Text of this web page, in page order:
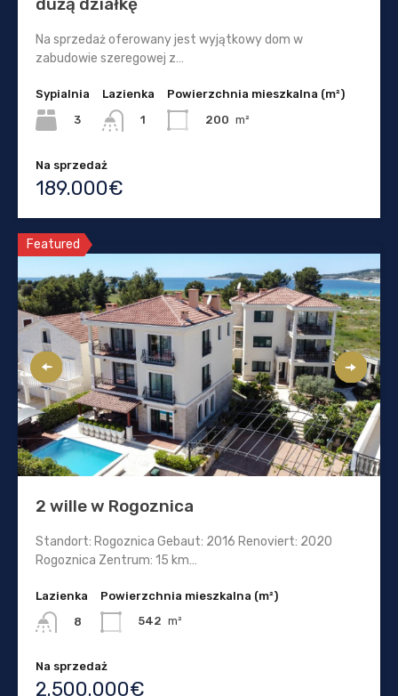
dużą działkę
Na sprzedaż oferowany jest wyjątkowy dom w
zabudowie szeregowej z…
Sypialnia
3
Lazienka
1
Powierzchnia mieszkalna (m²)
200 m²
Na sprzedaż
189.000€
Featured
2 wille w Rogoznica
Standort: Rogoznica Gebaut: 2016 Renoviert: 2020
Rogoznica Zentrum: 15 km…
Lazienka
8
Powierzchnia mieszkalna (m²)
542 m²
Na sprzedaż
2.500.000€